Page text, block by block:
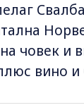
човек и
вино и